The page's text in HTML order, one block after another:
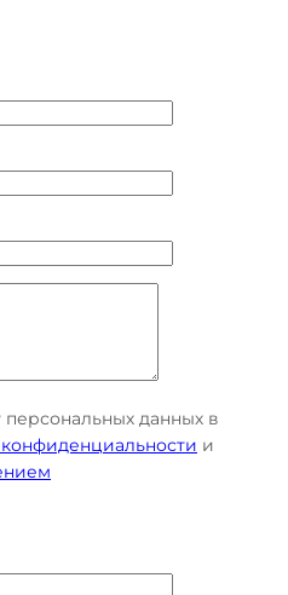
персональных данных в
и